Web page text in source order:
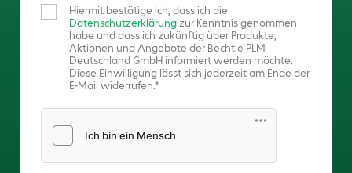
Hiermit bestätige ich, dass ich die
Datenschutzerklärungzur Kenntnis genommen
habe und dass ich zukünftig über Produkte,
Aktionen und Angebote der Bechtle PLM
Deutschland GmbH informiert werden möchte.
Diese Einwilligung lässt sich jederzeit am Ende der
E-Mail widerrufen.